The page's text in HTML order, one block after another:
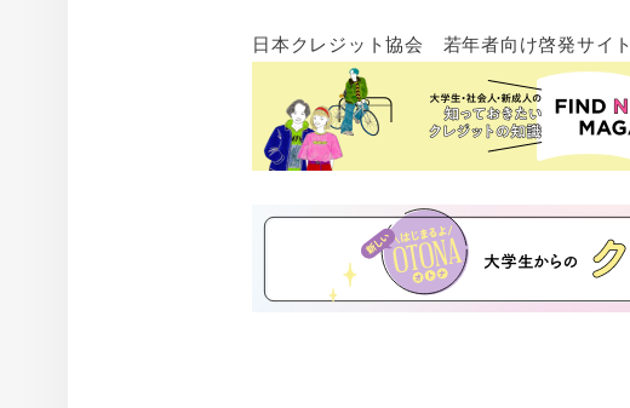
日本クレジット協会 若年者向け啓発サイト